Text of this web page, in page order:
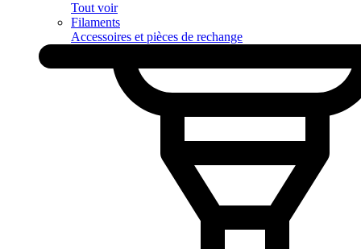
Tout voir
Filaments
Accessoires et pièces de rechange